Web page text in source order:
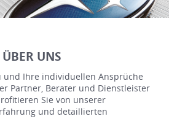
ÜBER UNS
und Ihre individuellen Ansprüche
Partner, Berater und Dienstleister
Sie von unserer
und detaillierten